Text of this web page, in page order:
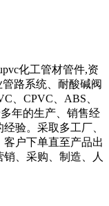
化工管材管件,资
路系统、耐酸碱阀
、CPVC、ABS、
年的生产、销售经
验。采取多工厂、
户下单直至产品出
、采购、制造、人